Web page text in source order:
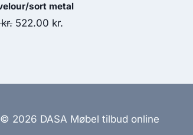
sort metal
kr. 522.00 kr.
© 2026 DASA Møbel tilbud online